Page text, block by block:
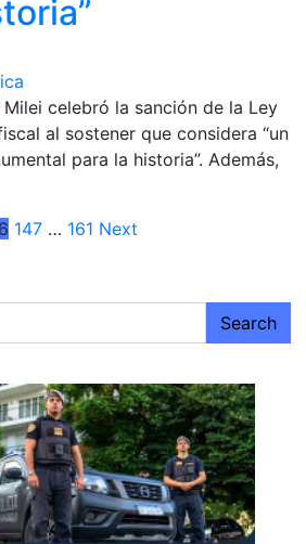
celebró la sanción de la Ley
al sostener que considera “un
para la historia”. Además,
147 … 161 Next
Search